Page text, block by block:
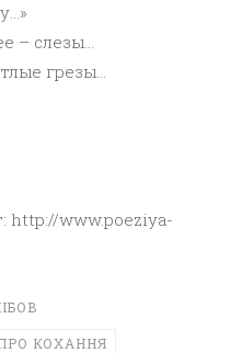
– слезы…
грезы…
http://www.poeziya-
КОХАННЯ